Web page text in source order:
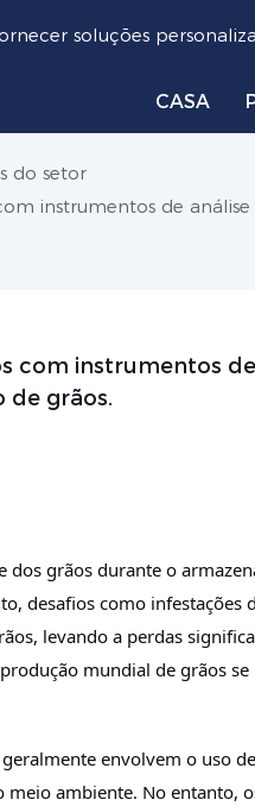
soluções
CASA
do setor
instrumentos de
com instrumentos
de grãos.
grãos durante o
desafios como
levando a perdas
mundial de grãos
envolvem o uso
ambiente. No entanto,